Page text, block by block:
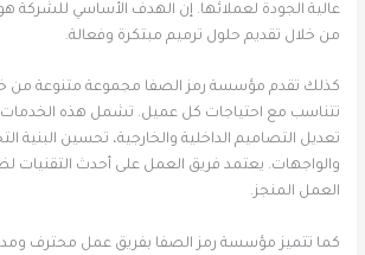
عالية الجودة لعملائها. إن الهدف الأساسي للشركة
من خلال تقديم حلول ترميم مبتكرة وفعالة.
كذلك تقدم مؤسسة رمز الصفا مجموعة متنوعة من
تتناسب مع احتياجات كل عميل. تشمل هذه الخدمات
تعديل التصاميم الداخلية والخارجية، تحسين البنية
والواجهات. يعتمد فريق العمل على أحدث التقنيات
العمل المنجز.
كما تتميز مؤسسة رمز الصفا بفريق عمل محترف